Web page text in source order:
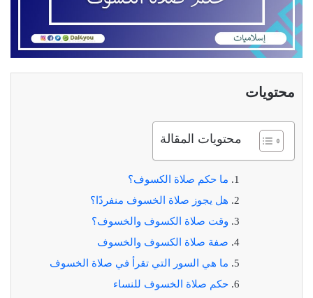
محتويات
محتويات المقالة
ما حكم صلاة الكسوف؟
هل يجوز صلاة الخسوف منفردًا؟
وقت صلاة الكسوف والخسوف؟
صفة صلاة الكسوف والخسوف
ما هي السور التي تقرأ في صلاة الخسوف
حكم صلاة الخسوف للنساء